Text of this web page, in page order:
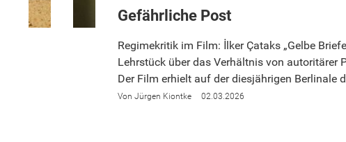
Gefährliche Post
Regimekritik im Film: İlker Çataks „Gelbe
Lehrstück über das Verhältnis von autoritärer
Der Film erhielt auf der diesjährigen Berlinale
Jürgen Kiontke 02.03.2026